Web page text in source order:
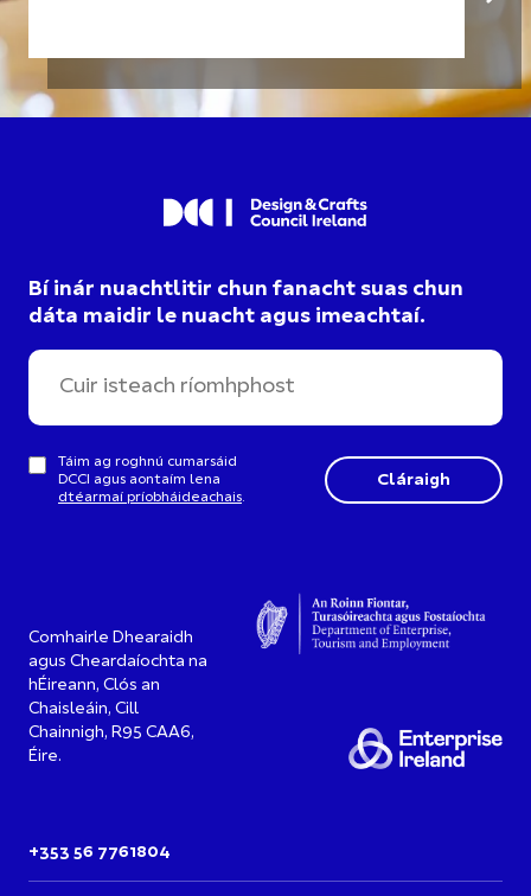
Bí inár nuachtlitir chun fanacht suas chun
dáta maidir le nuacht agus imeachtaí.
Táim ag roghnú cumarsáid
DCCI agus aontaím lena
dtéarmaí príobháideachais.
Comhairle Dhearaidh
agus Cheardaíochta na
hÉireann, Clós an
Chaisleáin, Cill
Chainnigh, R95 CAA6,
Éire.
+353 56 7761804